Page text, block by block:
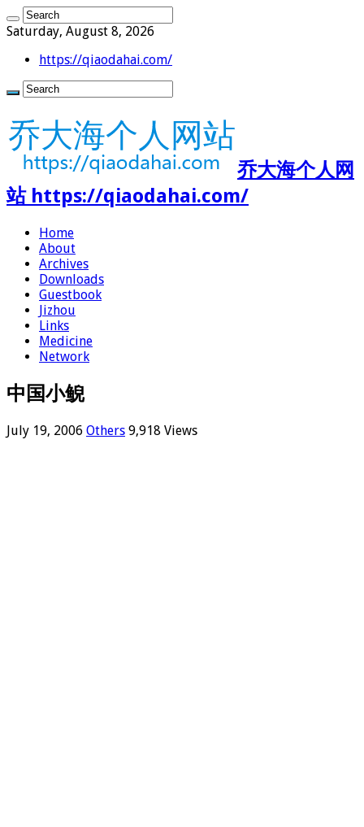
Saturday, August 8, 2026
https://qiaodahai.com/
乔大海个人网
站 https://qiaodahai.com/
Home
About
Archives
Downloads
Guestbook
Jizhou
Links
Medicine
Network
中国小鲵
July 19, 2006 Others 9,918 Views